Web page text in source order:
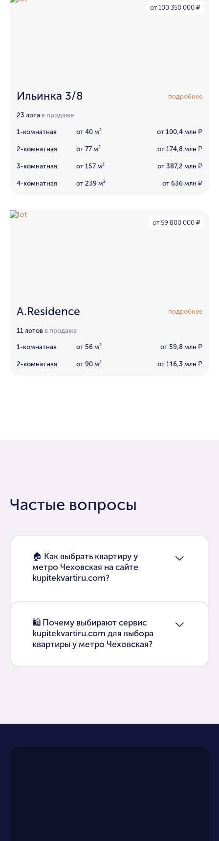
от 100 350 000 ₽
Ильинка 3/8 подробнее
23 лота в продаже
1-комнатная от 40 м² от 100,4 млн ₽
2-комнатная от 77 м² от 174,8 млн ₽
3-комнатная от 157 м² от 387,2 млн ₽
4-комнатная от 239 м² от 636 млн ₽
от 59 800 000 ₽
A.Residence подробнее
11 лотов в продаже
1-комнатная от 56 м² от 59,8 млн ₽
2-комнатная от 90 м² от 116,3 млн ₽
Частые вопросы
🏠 Как выбрать квартиру у
метро Чеховская на сайте
kupitekvartiru.com?
🛍 Почему выбирают сервис
kupitekvartiru.com для выбора
квартиры у метро Чеховская?